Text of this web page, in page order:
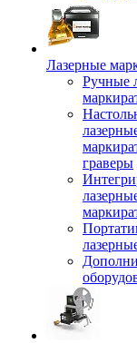
Лазерные
Ручные
граверы